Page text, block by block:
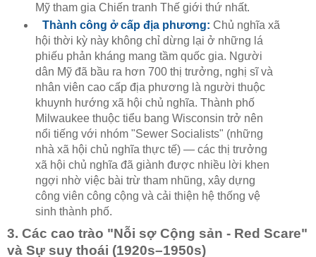
Mỹ tham gia Chiến tranh Thế giới thứ nhất.
Thành công ở cấp địa phương: Chủ nghĩa xã
hội thời kỳ này không chỉ dừng lại ở những lá
phiếu phản kháng mang tầm quốc gia. Người
dân Mỹ đã bầu ra hơn 700 thị trưởng, nghị sĩ và
nhân viên cao cấp địa phương là người thuộc
khuynh hướng xã hội chủ nghĩa. Thành phố
Milwaukee thuộc tiểu bang Wisconsin trở nên
nổi tiếng với nhóm "Sewer Socialists" (những
nhà xã hội chủ nghĩa thực tế) — các thị trưởng
xã hội chủ nghĩa đã giành được nhiều lời khen
ngợi nhờ việc bài trừ tham nhũng, xây dựng
công viên công cộng và cải thiện hệ thống vệ
sinh thành phố.
3. Các cao trào "Nỗi sợ Cộng sản - Red Scare"
và Sự suy thoái (1920s–1950s)